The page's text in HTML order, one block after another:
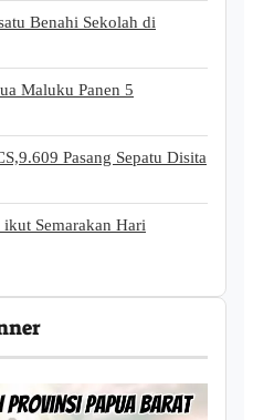
Benahi Sekolah di
Maluku Panen 5
Pasang Sepatu Disita
Semarakan Hari